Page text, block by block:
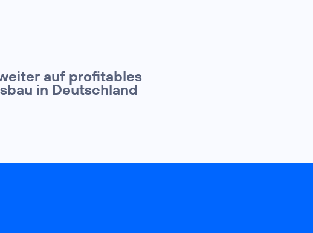
auf profitables
in Deutschland